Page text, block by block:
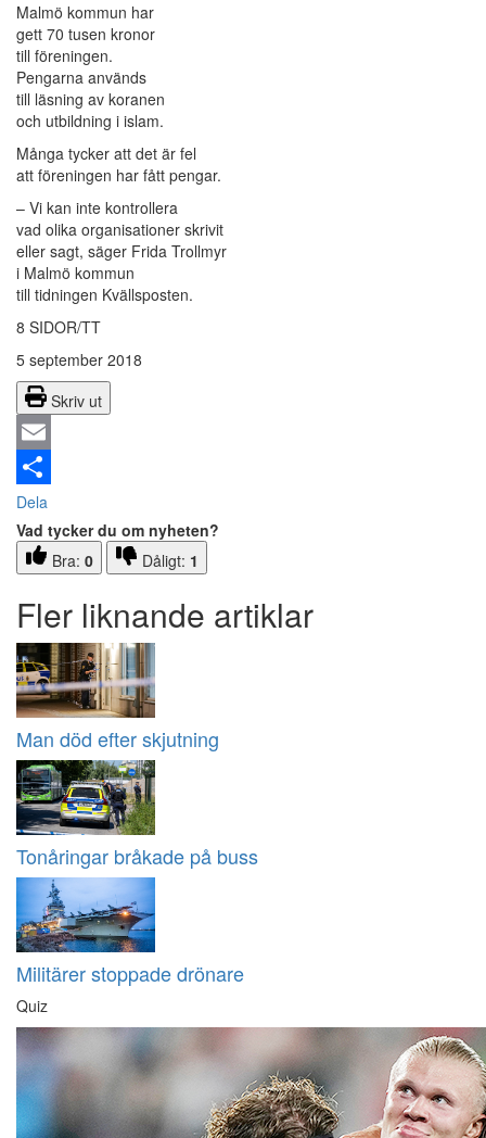
Malmö kommun har
gett 70 tusen kronor
till föreningen.
Pengarna används
till läsning av koranen
och utbildning i islam.
Många tycker att det är fel
att föreningen har fått pengar.
– Vi kan inte kontrollera
vad olika organisationer skrivit
eller sagt, säger Frida Trollmyr
i Malmö kommun
till tidningen Kvällsposten.
8 SIDOR/TT
5 september 2018
Skriv ut
Email
Dela
Vad tycker du om nyheten?
Bra: 0 Dåligt: 1
Fler liknande artiklar
Man död efter skjutning
Tonåringar bråkade på buss
Militärer stoppade drönare
Quiz